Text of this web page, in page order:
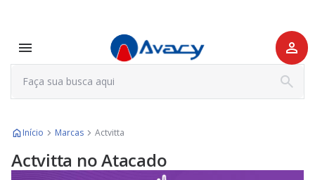
Início Marcas Actvitta
Actvitta no Atacado